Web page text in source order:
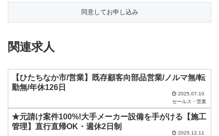
フ
ー
は
の
ま
関連求人
【ひたちなか市/営業】既存顧客向部品営業/ノルマ無/転
勤無/年休126日
2025.07.10
セールス・営業
★元請け案件100%!大手メーカー設備を手がける【施工
管理】直行直帰OK・週休2日制
2025.12.11